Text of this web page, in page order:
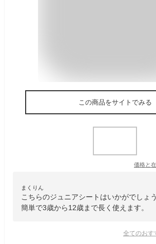
この商品をサイトでみる
価格と
まくりん
こちらのジュニアシートはいかがでしょ
簡単で3歳から12歳まで長く使えます。
全てのおす